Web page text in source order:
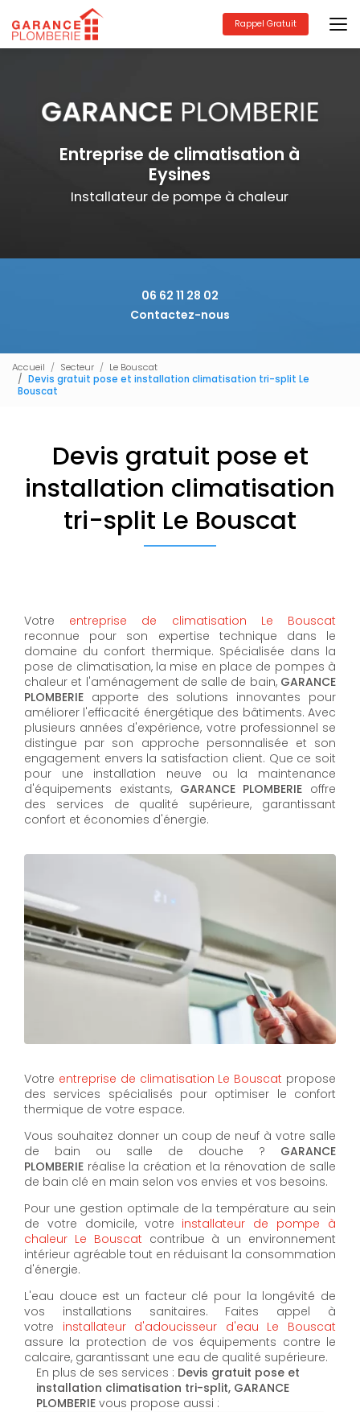
au
contenu
principal
Rappel Gratuit
Entreprise de climatisation à
Eysines
Installateur de pompe à chaleur
06 62 11 28 02
Contactez-nous
Accueil Secteur
Le Bouscat
Devis gratuit pose et installation climatisation tri-split Le
Bouscat
Devis gratuit pose et
installation climatisation
tri-split Le Bouscat
Votre entreprise de climatisation Le Bouscat
reconnue pour son expertise technique dans le
domaine du confort thermique. Spécialisée dans la
pose de climatisation, la mise en place de pompes à
chaleur et l'aménagement de salle de bain, GARANCE
PLOMBERIE apporte des solutions innovantes pour
améliorer l'efficacité énergétique des bâtiments. Avec
plusieurs années d'expérience, votre professionnel se
distingue par son approche personnalisée et son
engagement envers la satisfaction client. Que ce soit
pour une installation neuve ou la maintenance
d'équipements existants, GARANCE PLOMBERIE offre
des services de qualité supérieure, garantissant
confort et économies d'énergie.
Votre entreprise de climatisation Le Bouscat propose
des services spécialisés pour optimiser le confort
thermique de votre espace.
Vous souhaitez donner un coup de neuf à votre salle
de bain ou salle de douche ? GARANCE
PLOMBERIE réalise la création et la rénovation de salle
de bain clé en main selon vos envies et vos besoins.
Pour une gestion optimale de la température au sein
de votre domicile, votre installateur de pompe à
chaleur Le Bouscat contribue à un environnement
intérieur agréable tout en réduisant la consommation
d'énergie.
L'eau douce est un facteur clé pour la longévité de
vos installations sanitaires. Faites appel à
votre installateur d'adoucisseur d'eau Le Bouscat
assure la protection de vos équipements contre le
calcaire, garantissant une eau de qualité supérieure.
En plus de ses services : Devis gratuit pose et
installation climatisation tri-split, GARANCE
PLOMBERIE vous propose aussi :